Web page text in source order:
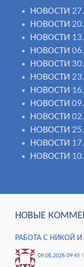
НОВОСТИ
НОВОСТИ
НОВОСТИ
НОВОСТИ
НОВОСТИ
НОВОСТИ
НОВОСТИ
НОВОСТИ
НОВОСТИ
НОВОСТИ
НОВОСТИ
НОВОСТИ
НОВЫЕ
РАБОТА С НИКОЙ
09.08.2026 09:45